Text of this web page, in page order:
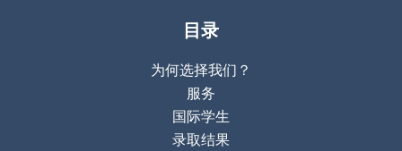
目录
为何选择我们？
服务
国际学生
录取结果